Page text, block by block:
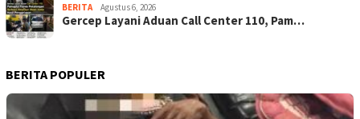
BERITA Agustus 6, 2026
Gercep Layani Aduan Call Center 110, Pam…
BERITA POPULER